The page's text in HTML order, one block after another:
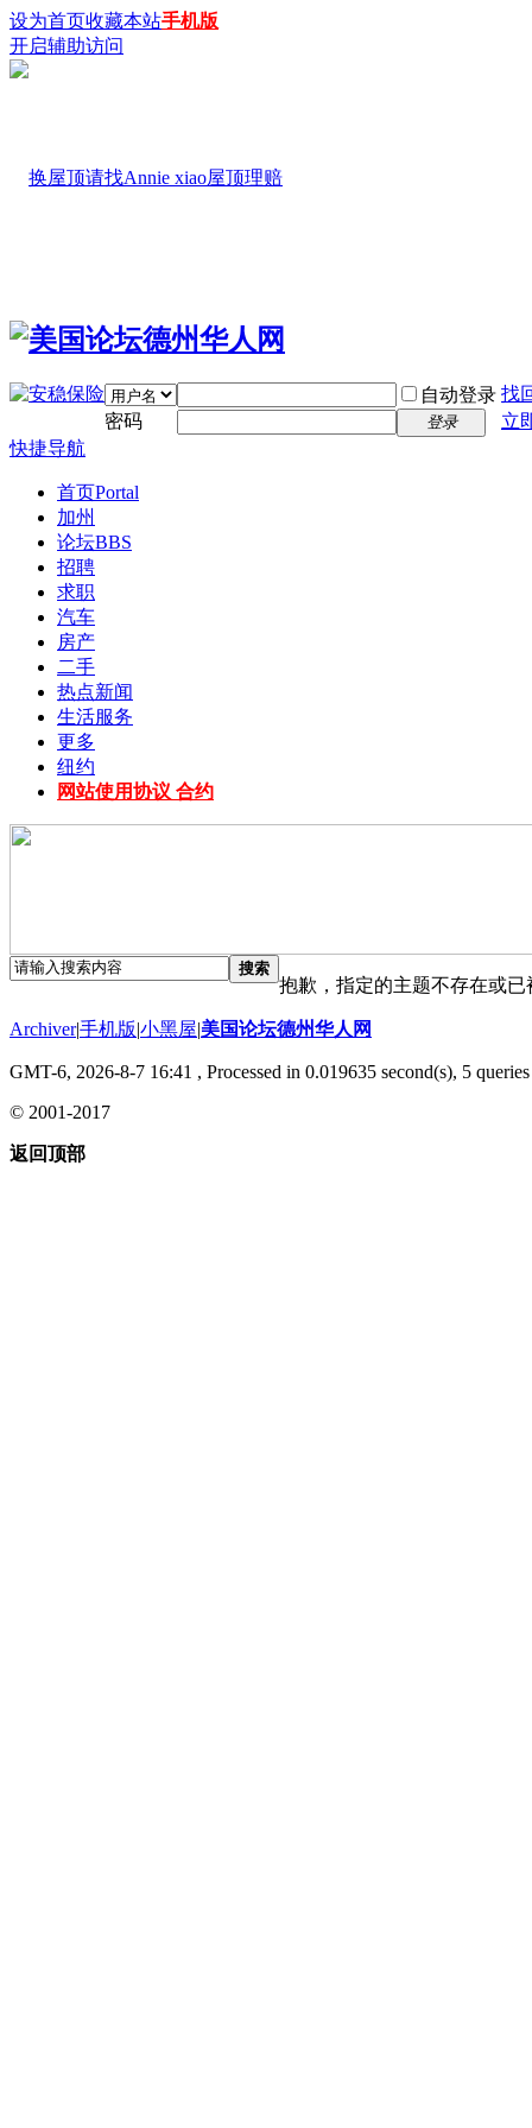
设为首页收藏本站手机版
开启辅助访问
自动登录 找
密码
登录
立
快捷导航
首页Portal
加州
论坛BBS
招聘
求职
汽车
房产
二手
热点新闻
生活服务
更多
纽约
网站使用协议 合约
搜索
抱歉，指定的主题不存在或
Archiver|手机版|小黑屋|美国论坛德州华人网
GMT-6, 2026-8-7 16:41 , Processed in 0.019635 second(s), 5
© 2001-2017
返回顶部